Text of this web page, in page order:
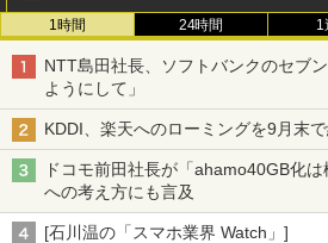
1時間 24時間 1
NTT島田社長、ソフトバンクのセブ
ようにして」
KDDI、楽天へのローミングを9月末
ドコモ前田社長が「ahamo40GB化
への考え方にも言及
[石川温の「スマホ業界 Watch」]